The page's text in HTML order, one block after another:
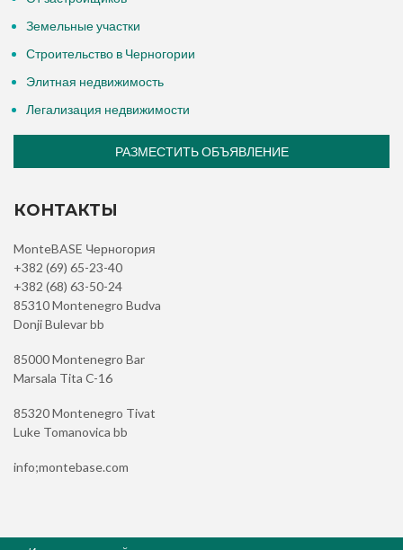
Земельные участки
Строительство в Черногории
Элитная недвижимость
Легализация недвижимости
РАЗМЕСТИТЬ ОБЪЯВЛЕНИЕ
КОНТАКТЫ
MonteBASE Черногория
+382 (69) 65-23-40
+382 (68) 63-50-24
85310 Montenegro Budva
Donji Bulevar bb
85000 Montenegro Bar
Marsala Tita C-16
85320 Montenegro Tivat
Luke Tomanovica bb
info;montebase.com